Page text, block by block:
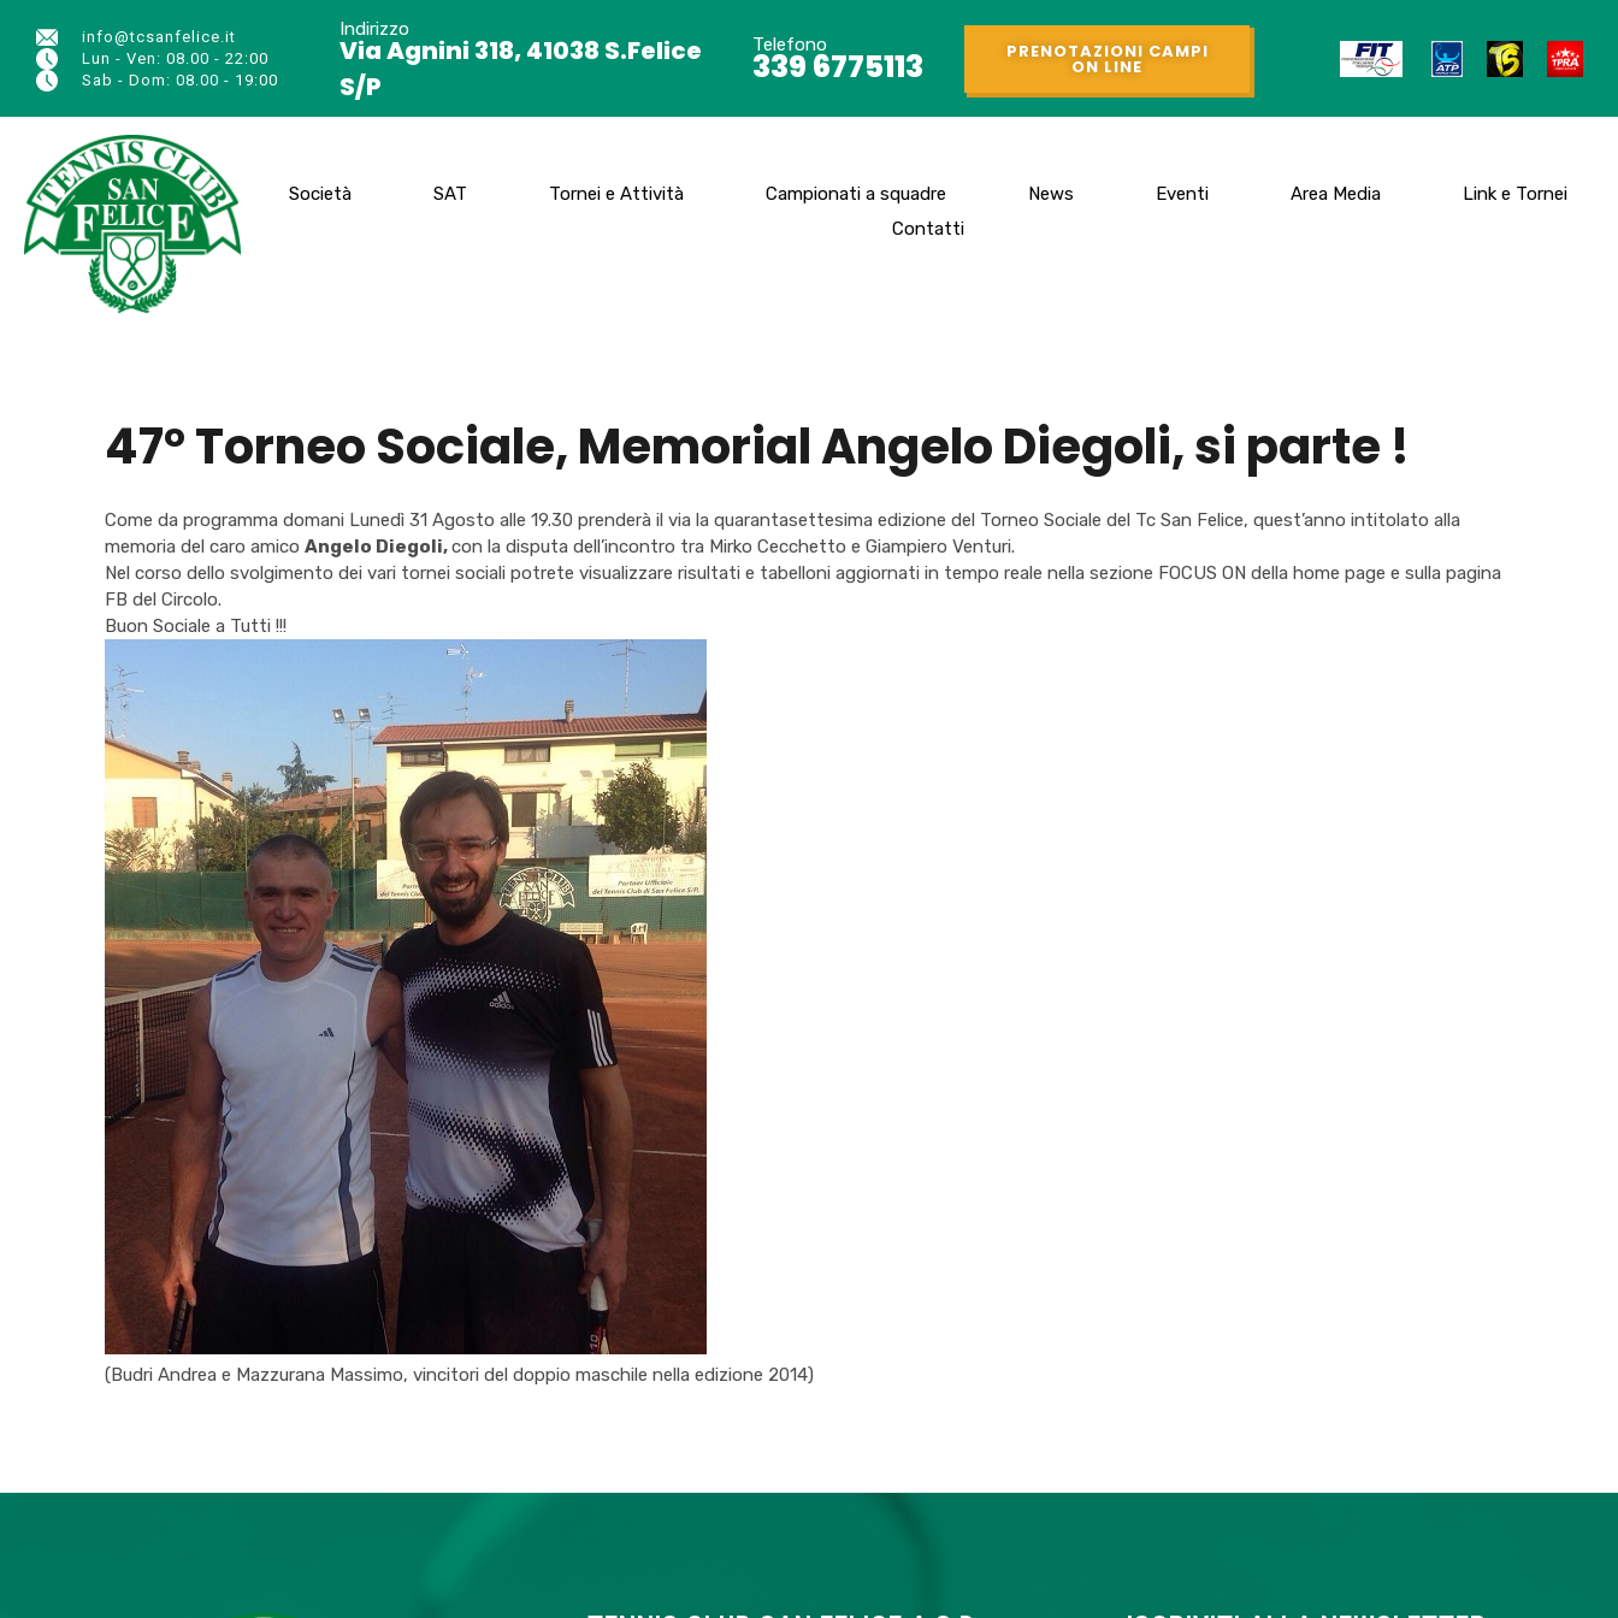
info@tcsanfelice.it
Lun - Ven: 08.00 - 22:00
Sab - Dom: 08.00 - 19:00
Indirizzo
Via Agnini 318, 41038 S.Felice
S/P
Telefono
339 6775113 PRENOTAZIONI CAMPI
ON LINE
Società SAT Tornei e Attività Campionati a squadre News Eventi Area Media
Link e Tornei
Contatti
47° Torneo Sociale, Memorial Angelo Diegoli, si parte !
Come da programma domani Lunedì 31 Agosto alle 19.30 prenderà il via la quarantasettesima edizione del Torneo Sociale del Tc San Felice, quest’anno intitolato alla
memoria del caro amico Angelo Diegoli,con la disputa dell’incontro tra Mirko Cecchetto e Giampiero Venturi.
Nel corso dello svolgimento dei vari tornei sociali potrete visualizzare risultati e tabelloni aggiornati in tempo reale nella sezione FOCUS ON della home page e sulla pagina
FB del Circolo.
Buon Sociale a Tutti !!!
(Budri Andrea e Mazzurana Massimo, vincitori del doppio maschile nella edizione 2014)